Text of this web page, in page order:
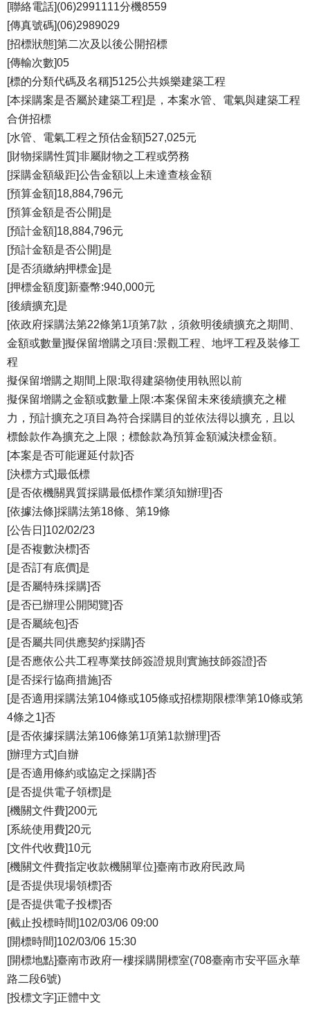
[聯絡電話](06)2991111分機8559
[傳真號碼](06)2989029
[招標狀態]第二次及以後公開招標
[傳輸次數]05
[標的分類代碼及名稱]5125公共娛樂建築工程
[本採購案是否屬於建築工程]是，本案水管、電氣與建築工程
合併招標
[水管、電氣工程之預估金額]527,025元
[財物採購性質]非屬財物之工程或勞務
[採購金額級距]公告金額以上未達查核金額
[預算金額]18,884,796元
[預算金額是否公開]是
[預計金額]18,884,796元
[預計金額是否公開]是
[是否須繳納押標金]是
[押標金額度]新臺幣:940,000元
[後續擴充]是
[依政府採購法第22條第1項第7款，須敘明後續擴充之期間、
金額或數量]擬保留增購之項目:景觀工程、地坪工程及裝修工
程
擬保留增購之期間上限:取得建築物使用執照以前
擬保留增購之金額或數量上限:本案保留未來後續擴充之權
力，預計擴充之項目為符合採購目的並依法得以擴充，且以
標餘款作為擴充之上限；標餘款為預算金額減決標金額。
[本案是否可能遲延付款]否
[決標方式]最低標
[是否依機關異質採購最低標作業須知辦理]否
[依據法條]採購法第18條、第19條
[公告日]102/02/23
[是否複數決標]否
[是否訂有底價]是
[是否屬特殊採購]否
[是否已辦理公開閱覽]否
[是否屬統包]否
[是否屬共同供應契約採購]否
[是否應依公共工程專業技師簽證規則實施技師簽證]否
[是否採行協商措施]否
[是否適用採購法第104條或105條或招標期限標準第10條或第
4條之1]否
[是否依據採購法第106條第1項第1款辦理]否
[辦理方式]自辦
[是否適用條約或協定之採購]否
[是否提供電子領標]是
[機關文件費]200元
[系統使用費]20元
[文件代收費]10元
[機關文件費指定收款機關單位]臺南市政府民政局
[是否提供現場領標]否
[是否提供電子投標]否
[截止投標時間]102/03/06 09:00
[開標時間]102/03/06 15:30
[開標地點]臺南市政府一樓採購開標室(708臺南市安平區永華
路二段6號)
[投標文字]正體中文